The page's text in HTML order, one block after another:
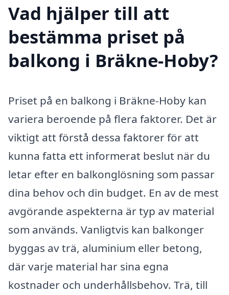
Vad hjälper till att
bestämma priset på
balkong i Bräkne-Hoby?
Priset på en balkong i Bräkne-Hoby kan
variera beroende på flera faktorer. Det är
viktigt att förstå dessa faktorer för att
kunna fatta ett informerat beslut när du
letar efter en balkonglösning som passar
dina behov och din budget. En av de mest
avgörande aspekterna är typ av material
som används. Vanligtvis kan balkonger
byggas av trä, aluminium eller betong,
där varje material har sina egna
kostnader och underhållsbehov. Trä, till